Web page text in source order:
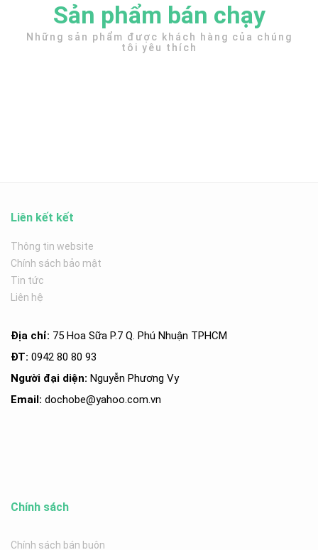
Sản phẩm bán chạy
Những sản phẩm được khách hàng của chúng
tôi yêu thích
Liên kết kết
Thông tin website
Chính sách bảo mật
Tin tức
Liên hệ
Địa chỉ: 75 Hoa Sữa P.7 Q. Phú Nhuận TPHCM
ĐT: 0942 80 80 93
Người đại diện: Nguyễn Phương Vy
Email: dochobe@yahoo.com.vn
Chính sách
Chính sách bán buôn